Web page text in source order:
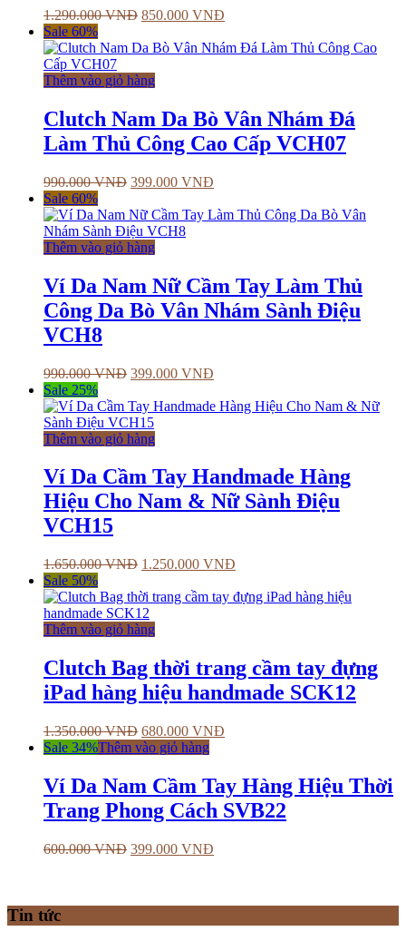
1.290.000VNĐ 850.000 VNĐ
Sale 60%
Thêm vào giỏ hàng
Clutch Nam Da Bò Vân Nhám Đá
Làm Thủ Công Cao Cấp VCH07
990.000VNĐ 399.000 VNĐ
Sale 60%
Thêm vào giỏ hàng
Ví Da Nam Nữ Cầm Tay Làm Thủ
Công Da Bò Vân Nhám Sành Điệu
VCH8
990.000VNĐ 399.000 VNĐ
Sale 25%
Thêm vào giỏ hàng
Ví Da Cầm Tay Handmade Hàng
Hiệu Cho Nam & Nữ Sành Điệu
VCH15
1.650.000VNĐ 1.250.000 VNĐ
Sale 50%
Thêm vào giỏ hàng
Clutch Bag thời trang cầm tay đựng
iPad hàng hiệu handmade SCK12
1.350.000VNĐ 680.000 VNĐ
Sale 34%Thêm vào giỏ hàng
Ví Da Nam Cầm Tay Hàng Hiệu Thời
Trang Phong Cách SVB22
600.000VNĐ 399.000 VNĐ
Tin tức